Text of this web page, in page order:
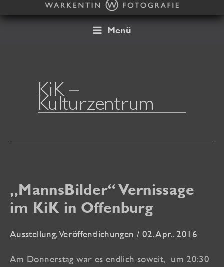
Inhalt
Menü
KiK –
Kulturzentrum
„MannsBilder“ Vernissage
im KiK in Offenburg
Ausstellung,Veröffentlichungen / 02. Apr.. 2016
Am Donnerstag war es endlich soweit, um 20:30